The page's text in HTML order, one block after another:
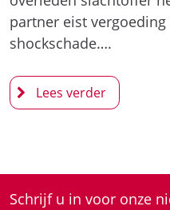
partner eist
shockschade….
Schrijf u in voor onze